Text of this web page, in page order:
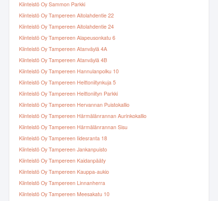
Kiinteistö Oy Sammon Parkki
Kiinteistö Oy Tampereen Aitolahdentie 22
Kiinteistö Oy Tampereen Aitolahdentie 24
Kiinteistö Oy Tampereen Alapeusonkatu 6
Kiinteistö Oy Tampereen Atanväylä 4A
Kiinteistö Oy Tampereen Atanväylä 4B
Kiinteistö Oy Tampereen Hannulanpolku 10
Kiinteistö Oy Tampereen Heittoniitynkuja 5
Kiinteistö Oy Tampereen Heittoniityn Parkki
Kiinteistö Oy Tampereen Hervannan Puistokallio
Kiinteistö Oy Tampereen Härmälänrannan Aurinkokallio
Kiinteistö Oy Tampereen Härmälänrannan Sisu
Kiinteistö Oy Tampereen Iidesranta 18
Kiinteistö Oy Tampereen Jankanpuisto
Kiinteistö Oy Tampereen Kaidanpääty
Kiinteistö Oy Tampereen Kauppa-aukio
Kiinteistö Oy Tampereen Linnanherra
Kiinteistö Oy Tampereen Meesakatu 10